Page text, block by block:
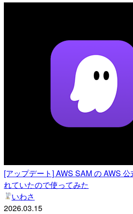
[アップデート] AWS SAM の AWS
れていたので使ってみた
いわさ
2026.03.15